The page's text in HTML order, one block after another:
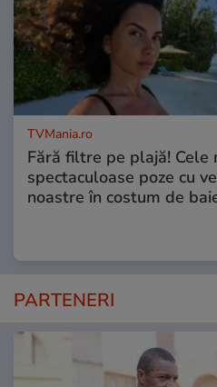
TVMania.ro
Fără filtre pe plajă! Cele
spectaculoase poze cu
noastre în costum de
PARTENERI